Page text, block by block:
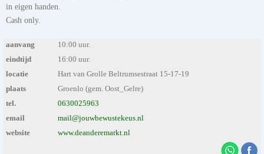
in eigen handen.
Cash only.
aanvang
10:00 uur.
eindtijd
16:00 uur.
locatie
Hart van Grolle Beltrumsestraat 15-17-19
plaats
Groenlo (gem. Oost_Gelre)
tel.
0630025963
email
mail@jouwbewustekeus.nl
website
www.deanderemarkt.nl